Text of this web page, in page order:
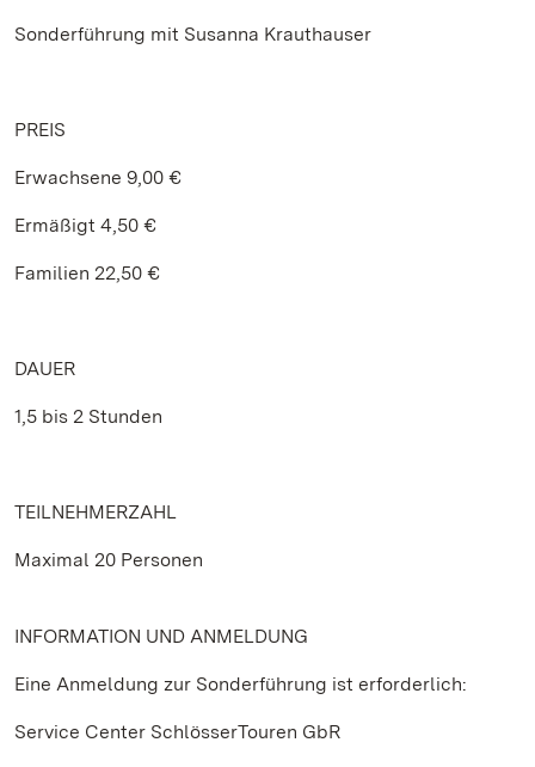
Sonderführung mit Susanna Krauthauser
PREIS
Erwachsene 9,00 €
Ermäßigt 4,50 €
Familien 22,50 €
DAUER
1,5 bis 2 Stunden
TEILNEHMERZAHL
Maximal 20 Personen
INFORMATION UND ANMELDUNG
Eine Anmeldung zur Sonderführung ist erforderlich:
Service Center SchlösserTouren GbR